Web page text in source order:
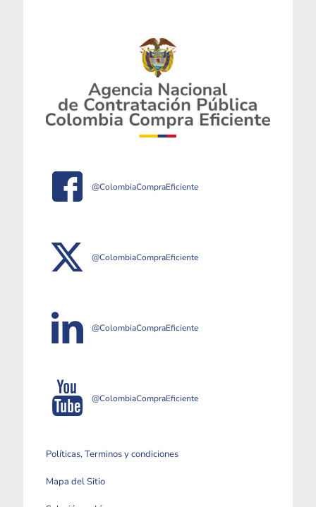
@ColombiaCompraEficiente
@ColombiaCompraEficiente
@ColombiaCompraEficiente
@ColombiaCompraEficiente
Políticas, Terminos y condiciones
Mapa del Sitio